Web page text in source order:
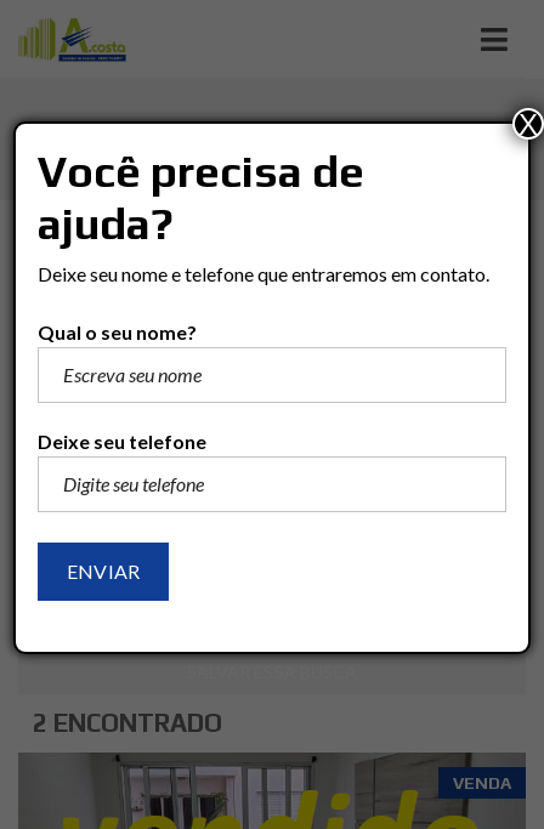
TIPO DE NEGÓCIO
TIPO DO IMÓVEL
VALOR(R$)
2 ENCONTRADO
VENDA
Você precisa de
ajuda?
Deixe seu nome e telefone que entraremos em contato.
Qual o seu nome?
Deixe seu telefone
X